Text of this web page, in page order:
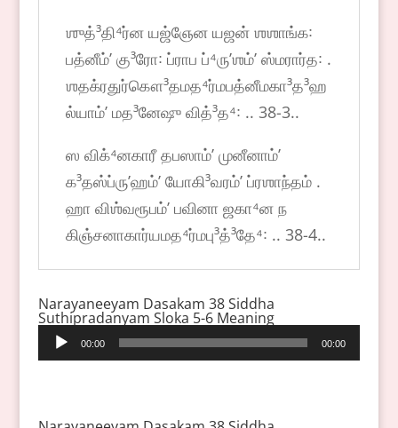
ஶுத்³தி⁴ர்ன யஜ்ஞேன யஜன் ஶஶாங்க꞉
பத்னீம்ʼ கு³ரோ꞉ ப்ராப ப்⁴ருʼஶம்ʼ ஸ்மரார்த꞉ .
ஶதக்ரதுர்கௌ³தமத⁴ர்மபத்னீமகா³த³ஹ
ல்யாம்ʼ மத³னேஷு வித்³த⁴꞉ .. 38-3..
ஸ விக்⁴னகாரீ தபஸாம்ʼ முனீனாம்ʼ
க³தஸ்ப்ருʼஹம்ʼ யோகி³வரம்ʼ ப்ரஶாந்தம் .
ஹா விஶ்வரூபம்ʼ பவினா ஜகா⁴ன ந
கிஞ்சனாகார்யமத⁴ர்மபு³த்³தே⁴꞉ .. 38-4..
Narayaneeyam Dasakam 38 Siddha
Suthipradanyam Sloka 5-6 Meaning
Audio
Player
00:00 00:00